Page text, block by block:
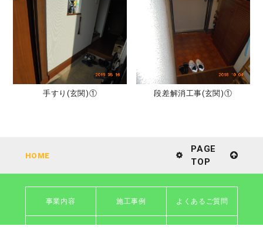
手すり(玄関)① 段差解消工事(玄関)①
HOME
PAGE
TOP
事業内容 施工事例 よくあるご質問